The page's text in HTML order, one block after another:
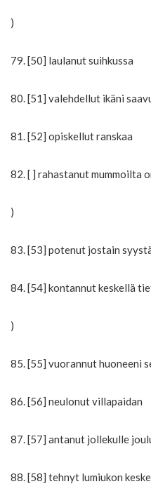
)
79. [50] laulanut suihkussa
80. [51] valehdellut ikäni
81. [52] opiskellut ranskaa
82. [ ] rahastanut mummoilta
)
83. [53] potenut jostain
84. [54] kontannut keskellä
)
85. [55] vuorannut huoneeni
86. [56] neulonut villapaidan
87. [57] antanut jollekulle
88. [58] tehnyt lumiukon